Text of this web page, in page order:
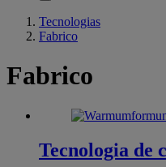
Tecnologias
Fabrico
Fabrico
Tecnologia de